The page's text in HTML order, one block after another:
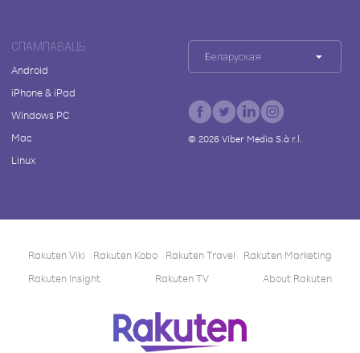
СПАМПАВАЦЬ
Android
iPhone & iPad
Windows PC
Mac
Linux
Беларуская
© 2026Viber Media S.à r.l.
Rakuten Viki Rakuten Kobo Rakuten Travel
Rakuten Marketing
Rakuten Insight
Rakuten TV About Rakuten